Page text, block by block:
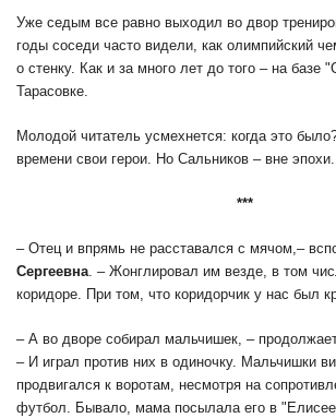
Уже седым все равно выходил во двор
годы соседи часто видели, как олимпийский
о стенку. Как и за много лет до того – на базе
Тарасовке.
Молодой читатель усмехнется: когда это
времени свои герои. Но Сальников – вне эпохи.
***
– Отец и впрямь не расставался с мячом,–
Сергеевна. – Жонглировал им везде, в том
коридоре. При том, что коридорчик у нас был
– А во дворе собирал мальчишек, –
– И играл против них в одиночку. Мальчишки
продвигался к воротам, несмотря на
футбол. Бывало, мама посылала его в